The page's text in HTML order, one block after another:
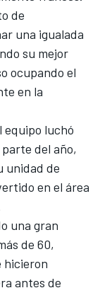
de
una igualada
su mejor
ocupando el
en la
equipo luchó
del año,
unidad de
en el área
una gran
de 60,
hicieron
antes de